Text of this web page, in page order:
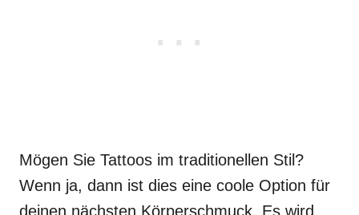
Mögen Sie Tattoos im traditionellen Stil?
Wenn ja, dann ist dies eine coole Option für
deinen nächsten Körperschmuck. Es wird